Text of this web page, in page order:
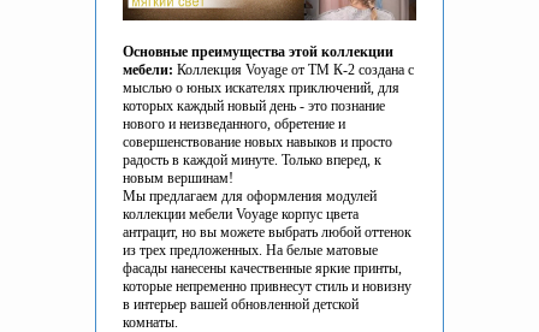
Основные преимущества этой коллекции
мебели: Коллекция Voyage от ТМ К-2 создана с
мыслью о юных искателях приключений, для
которых каждый новый день - это познание
нового и неизведанного, обретение и
совершенствование новых навыков и просто
радость в каждой минуте. Только вперед, к
новым вершинам!
Мы предлагаем для оформления модулей
коллекции мебели Voyage корпус цвета
антрацит, но вы можете выбрать любой оттенок
из трех предложенных. На белые матовые
фасады нанесены качественные яркие принты,
которые непременно привнесут стиль и новизну
в интерьер вашей обновленной детской
комнаты.